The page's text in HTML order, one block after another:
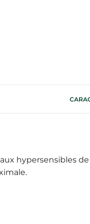
hypersensibles